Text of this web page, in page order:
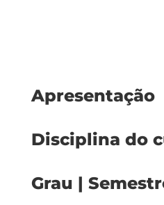
Apresentação
Disciplina do
Grau |